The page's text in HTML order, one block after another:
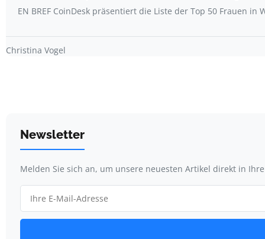
EN BREF CoinDesk präsentiert die Liste der Top 50 Frauen in
Christina Vogel
Newsletter
Melden Sie sich an, um unsere neuesten Artikel direkt in